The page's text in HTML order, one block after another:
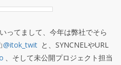
ってまして、今年は弊社でそら
@itok_twit と、SYNCNELやURL
、そして未公開プロジェクト担当